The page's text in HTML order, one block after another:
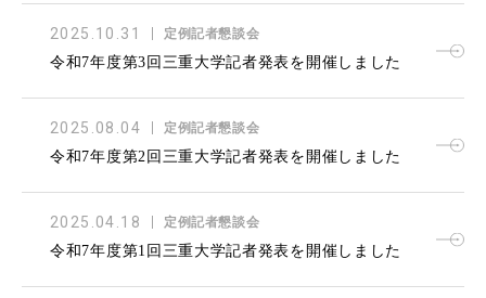
2025.10.31 定例記者懇談会
令和7年度第3回三重大学記者発表を開催しました
2025.08.04 定例記者懇談会
令和7年度第2回三重大学記者発表を開催しました
2025.04.18 定例記者懇談会
令和7年度第1回三重大学記者発表を開催しました